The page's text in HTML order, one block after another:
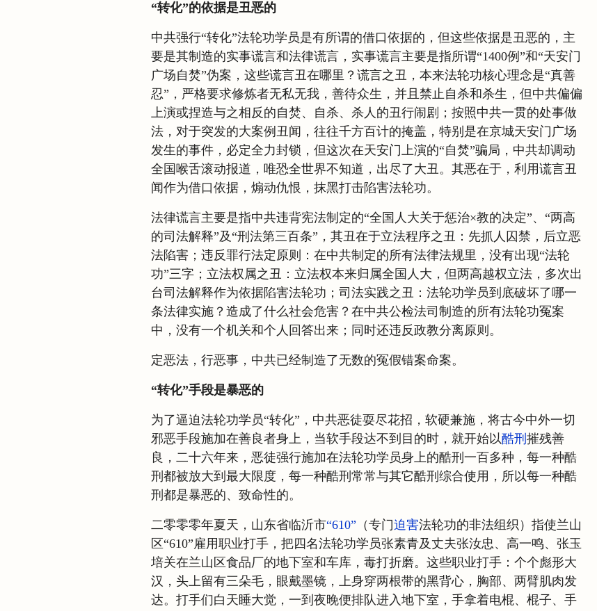
“转化”的依据是丑恶的
中共强行“转化”法轮功学员是有所谓的借口依据的，但这些依据是丑恶的，主
要是其制造的实事谎言和法律谎言，实事谎言主要是指所谓“1400例”和“天安门
广场自焚”伪案，这些谎言丑在哪里？谎言之丑，本来法轮功核心理念是“真善
忍”，严格要求修炼者无私无我，善待众生，并且禁止自杀和杀生，但中共偏偏
上演或捏造与之相反的自焚、自杀、杀人的丑行闹剧；按照中共一贯的处事做
法，对于突发的大案例丑闻，往往千方百计的掩盖，特别是在京城天安门广场
发生的事件，必定全力封锁，但这次在天安门上演的“自焚”骗局，中共却调动
全国喉舌滚动报道，唯恐全世界不知道，出尽了大丑。其恶在于，利用谎言丑
闻作为借口依据，煽动仇恨，抹黑打击陷害法轮功。
法律谎言主要是指中共违背宪法制定的“全国人大关于惩治×教的决定”、“两高
的司法解释”及“刑法第三百条”，其丑在于立法程序之丑：先抓人囚禁，后立恶
法陷害；违反罪行法定原则：在中共制定的所有法律法规里，没有出现“法轮
功”三字；立法权属之丑：立法权本来归属全国人大，但两高越权立法，多次出
台司法解释作为依据陷害法轮功；司法实践之丑：法轮功学员到底破坏了哪一
条法律实施？造成了什么社会危害？在中共公检法司制造的所有法轮功冤案
中，没有一个机关和个人回答出来；同时还违反政教分离原则。
定恶法，行恶事，中共已经制造了无数的冤假错案命案。
“转化”手段是暴恶的
为了逼迫法轮功学员“转化”，中共恶徒耍尽花招，软硬兼施，将古今中外一切
邪恶手段施加在善良者身上，当软手段达不到目的时，就开始以酷刑 摧残善
良，二十六年来，恶徒强行施加在法轮功学员身上的酷刑一百多种，每一种酷
刑都被放大到最大限度，每一种酷刑常常与其它酷刑综合使用，所以每一种酷
刑都是暴恶的、致命性的。
二零零零年夏天，山东省临沂市“610” （专门迫害法轮功的非法组织）指使兰山
区“610”雇用职业打手，把四名法轮功学员张素青及丈夫张汝忠、高一鸣、张玉
培关在兰山区食品厂的地下室和车库，毒打折磨。这些职业打手：个个彪形大
汉，头上留有三朵毛，眼戴墨镜，上身穿两根带的黑背心，胸部、两臂肌肉发
达。打手们白天睡大觉，一到夜晚便排队进入地下室，手拿着电棍、棍子、手